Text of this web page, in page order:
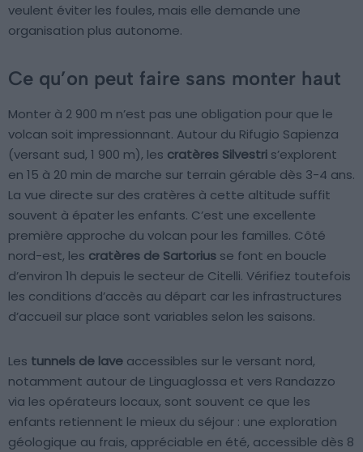
veulent éviter les foules, mais elle demande une
organisation plus autonome.
Ce qu’on peut faire sans monter haut
Monter à 2 900 m n’est pas une obligation pour que le
volcan soit impressionnant. Autour du Rifugio Sapienza
(versant sud, 1 900 m), les cratères Silvestri s’explorent
en 15 à 20 min de marche sur terrain gérable dès 3-4 ans.
La vue directe sur des cratères à cette altitude suffit
souvent à épater les enfants. C’est une excellente
première approche du volcan pour les familles. Côté
nord-est, les cratères de Sartorius se font en boucle
d’environ 1h depuis le secteur de Citelli. Vérifiez toutefois
les conditions d’accès au départ car les infrastructures
d’accueil sur place sont variables selon les saisons.
Les tunnels de lave accessibles sur le versant nord,
notamment autour de Linguaglossa et vers Randazzo
via les opérateurs locaux, sont souvent ce que les
enfants retiennent le mieux du séjour : une exploration
géologique au frais, appréciable en été, accessible dès 8